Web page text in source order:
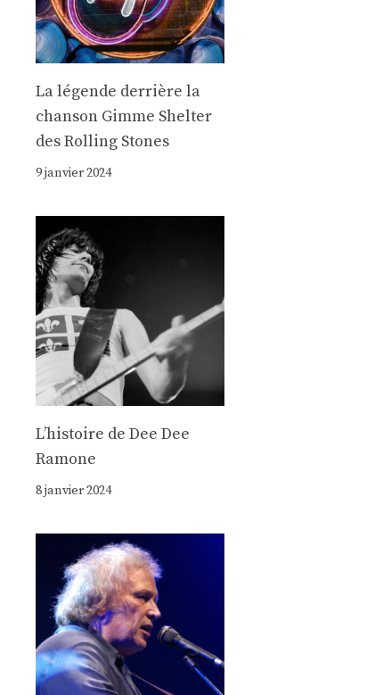
La légende derrière la
chanson Gimme Shelter
des Rolling Stones
9 janvier 2024
Lʼhistoire de Dee Dee
Ramone
8 janvier 2024